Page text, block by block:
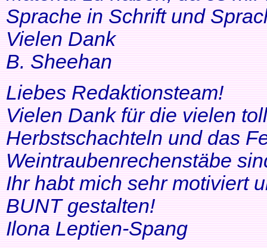
Sprache in Schrift und
Vielen Dank
B. Sheehan
Liebes Redaktionsteam!
Vielen Dank für die vielen
Herbstschachteln und das
Weintraubenrechenstäbe
Ihr habt mich sehr motiviert
BUNT gestalten!
Ilona Leptien-Spang